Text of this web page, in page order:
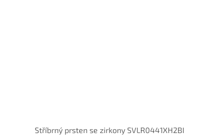
Stříbrný prsten se zirkony SVLR0441XH2BI